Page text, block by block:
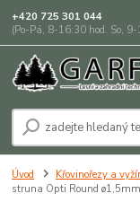
+420 725 301 044
(Po-Pá, 8-16:30 hod. So, 9-
Úvod Křovinořezy a
struna Opti Round